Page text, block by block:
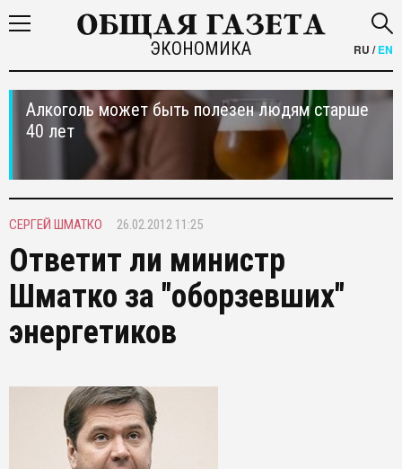
ЭКОНОМИКА RU /EN
Алкоголь может быть полезен людям старше
40 лет
СЕРГЕЙ ШМАТКО 26.02.2012 11:25
Ответит ли министр
Шматко за "оборзевших"
энергетиков